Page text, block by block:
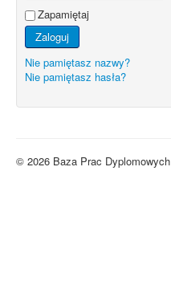
Zapamiętaj
Zaloguj
Nie pamiętasz nazwy?
Nie pamiętasz hasła?
© 2026 Baza Prac Dyplomowych